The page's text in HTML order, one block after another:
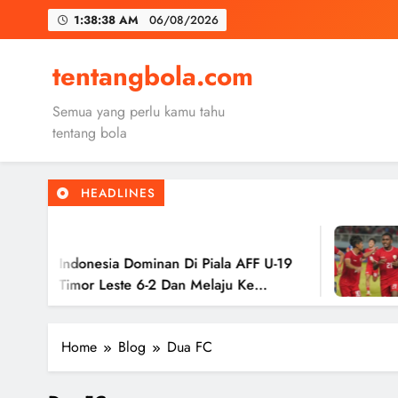
1:38:38 AM 06/08/2026
Malang
Malang
tentangbola.com
Semua yang perlu kamu tahu
tentang bola
HEADLINES
Indonesia Dominan Di Piala AFF U-19
Leste 6-2 Dan Melaju Ke
2
Ke
Home Blog Dua FC